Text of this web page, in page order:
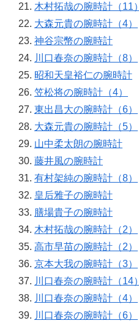
木村拓哉の腕時計（11）
大森元貴の腕時計（4）
神谷宗幣の腕時計
川口春奈の腕時計（8）
昭和天皇裕仁の腕時計
笠松将の腕時計（4）
東出昌大の腕時計（6）
大森元貴の腕時計（5）
山中柔太朗の腕時計
藤井風の腕時計
有村架純の腕時計（8）
皇后雅子の腕時計
膳場貴子の腕時計
木村拓哉の腕時計（2）
高市早苗の腕時計（2）
京本大我の腕時計（3）
川口春奈の腕時計（14）
川口春奈の腕時計（4）
川口春奈の腕時計（6）